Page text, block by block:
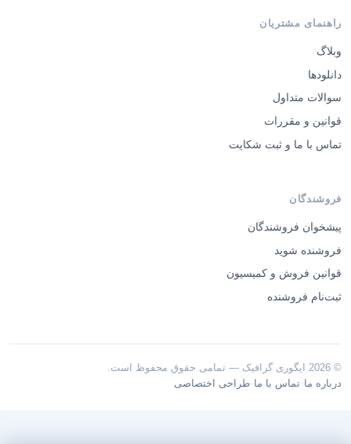
راهنمای مشتریان
وبلاگ
دانلودها
سوالات متداول
قوانین و مقررات
تماس با ما و ثبت شکایت
فروشندگان
پیشخوان فروشندگان
فروشنده شوید
قوانین فروش و کمیسیون
ثبت‌نام فروشنده
© 2026 ایگوری گرافیک — تمامی حقوق محفوظ است.
درباره ما ·تماس با ما ·طراحی اختصاصی